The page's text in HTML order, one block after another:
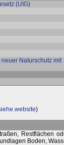
(UIG)
Naturschutz mit
)
Restflächen
Boden,